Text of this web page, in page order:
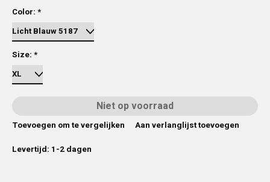
Color: *
Size: *
Niet op voorraad
Toevoegen om te vergelijken
Aan verlanglijst toevoegen
Levertijd: 1-2 dagen